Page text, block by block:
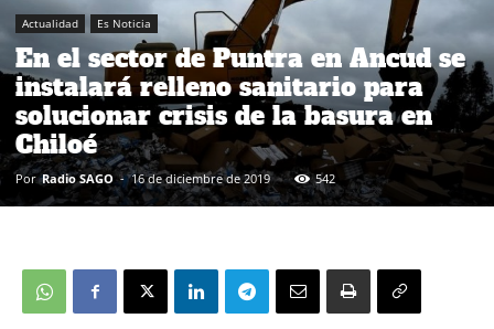
Actualidad Es Noticia
En el sector de Puntra en Ancud se
instalará relleno sanitario para
solucionar crisis de la basura en
Chiloé
Por Radio SAGO - 16 de diciembre de 2019 542